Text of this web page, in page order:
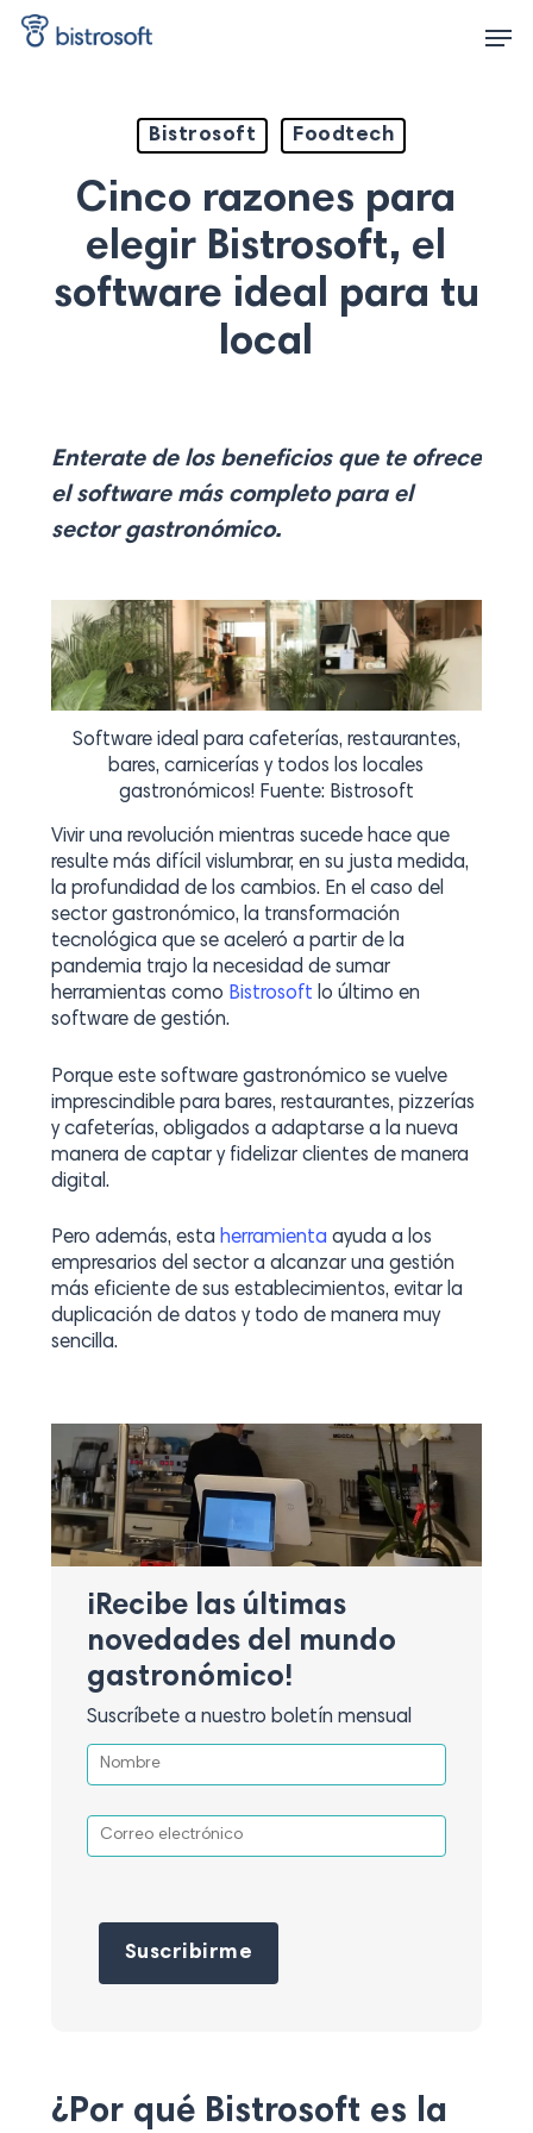
Skip
Bistrosoft Foodtech
Cinco razones para
elegir Bistrosoft, el
software ideal para tu
local
Enterate de los beneficios que te ofrece
el software más completo para el
sector gastronómico.
Software ideal para cafeterías, restaurantes,
bares, carnicerías y todos los locales
gastronómicos! Fuente: Bistrosoft
Vivir una revolución mientras sucede hace que
resulte más difícil vislumbrar, en su justa medida,
la profundidad de los cambios. En el caso del
sector gastronómico, la transformación
tecnológica que se aceleró a partir de la
pandemia trajo la necesidad de sumar
herramientas como Bistrosoft lo último en
software de gestión.
Porque este software gastronómico se vuelve
imprescindible para bares, restaurantes, pizzerías
y cafeterías, obligados a adaptarse a la nueva
manera de captar y fidelizar clientes de manera
digital.
Pero además, esta herramienta ayuda a los
empresarios del sector a alcanzar una gestión
más eficiente de sus establecimientos, evitar la
duplicación de datos y todo de manera muy
sencilla.
¡Recibe las últimas
novedades del mundo
gastronómico!
Suscríbete a nuestro boletín mensual
¿Por qué Bistrosoft es la